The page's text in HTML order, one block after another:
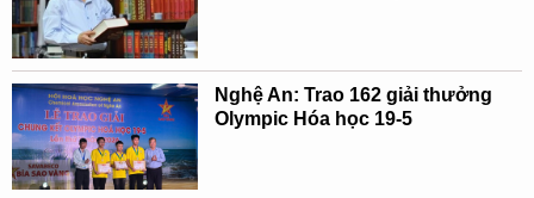
Nghệ An: Trao 162 giải thưởng
Olympic Hóa học 19-5